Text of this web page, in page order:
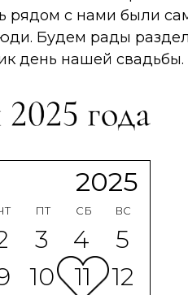
рядом с нами были
Будем рады
день нашей свадьбы.
2025
12
5
ВС
СБ
ПТ
10
11
3 4